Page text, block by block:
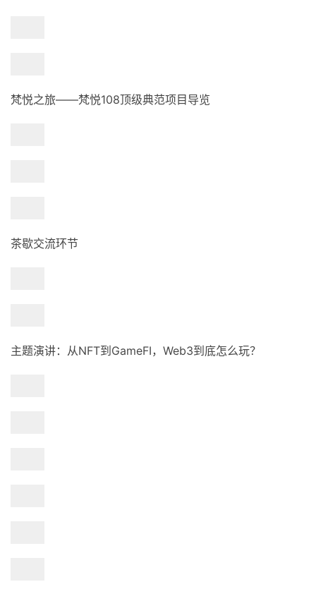
梵悦之旅——梵悦108顶级典范项目导览
茶歇交流环节
主题演讲：从NFT到GameFI，Web3到底怎么玩？